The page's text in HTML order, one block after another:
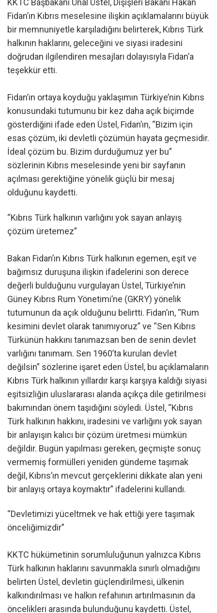
KKTC Başbakanı Ünal Üstel, Dışişleri Bakanı Hakan
Fidan’ın Kıbrıs meselesine ilişkin açıklamalarını büyük
bir memnuniyetle karşıladığını belirterek, Kıbrıs Türk
halkının haklarını, geleceğini ve siyasi iradesini
doğrudan ilgilendiren mesajları dolayısıyla Fidan’a
teşekkür etti.
Fidan’ın ortaya koyduğu yaklaşımın Türkiye’nin Kıbrıs
konusundaki tutumunu bir kez daha açık biçimde
gösterdiğini ifade eden Üstel, Fidan’ın, “Bizim için
esas çözüm, iki devletli çözümün hayata geçmesidir.
İdeal çözüm bu. Bizim durduğumuz yer bu”
sözlerinin Kıbrıs meselesinde yeni bir sayfanın
açılması gerektiğine yönelik güçlü bir mesaj
olduğunu kaydetti.
“Kıbrıs Türk halkının varlığını yok sayan anlayış
çözüm üretemez”
Bakan Fidan’ın Kıbrıs Türk halkının egemen, eşit ve
bağımsız duruşuna ilişkin ifadelerini son derece
değerli bulduğunu vurgulayan Üstel, Türkiye’nin
Güney Kıbrıs Rum Yönetimi’ne (GKRY) yönelik
tutumunun da açık olduğunu belirtti. Fidan’ın, “Rum
kesimini devlet olarak tanımıyoruz” ve “Sen Kıbrıs
Türkünün hakkını tanımazsan ben de senin devlet
varlığını tanımam. Sen 1960’ta kurulan devlet
değilsin” sözlerine işaret eden Üstel, bu açıklamaların
Kıbrıs Türk halkının yıllardır karşı karşıya kaldığı siyasi
eşitsizliğin uluslararası alanda açıkça dile getirilmesi
bakımından önem taşıdığını söyledi. Üstel, “Kıbrıs
Türk halkının hakkını, iradesini ve varlığını yok sayan
bir anlayışın kalıcı bir çözüm üretmesi mümkün
değildir. Bugün yapılması gereken, geçmişte sonuç
vermemiş formülleri yeniden gündeme taşımak
değil, Kıbrıs’ın mevcut gerçeklerini dikkate alan yeni
bir anlayış ortaya koymaktır” ifadelerini kullandı.
“Devletimizi yüceltmek ve hak ettiği yere taşımak
önceliğimizdir”
KKTC hükümetinin sorumluluğunun yalnızca Kıbrıs
Türk halkının haklarını savunmakla sınırlı olmadığını
belirten Üstel, devletin güçlendirilmesi, ülkenin
kalkındırılması ve halkın refahının artırılmasının da
öncelikleri arasında bulunduğunu kaydetti. Üstel,